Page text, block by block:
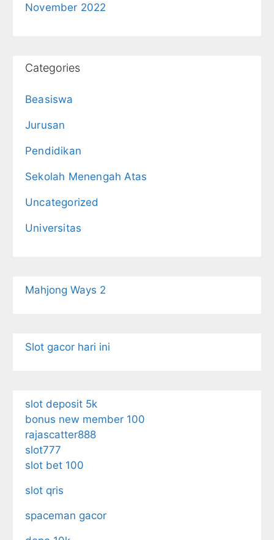
November 2022
Categories
Beasiswa
Jurusan
Pendidikan
Sekolah Menengah Atas
Uncategorized
Universitas
Mahjong Ways 2
Slot gacor hari ini
slot deposit 5k
bonus new member 100
rajascatter888
slot777
slot bet 100
slot qris
spaceman gacor